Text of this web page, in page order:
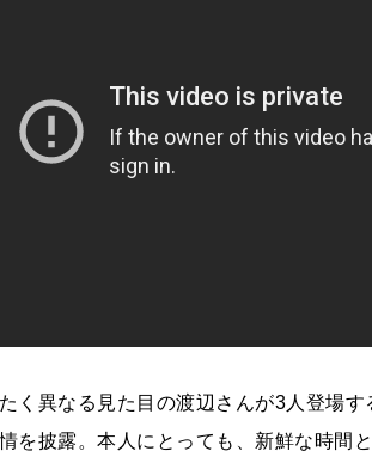
く異なる見た目の渡辺さんが3人登場
を披露。本人にとっても、新鮮な時間